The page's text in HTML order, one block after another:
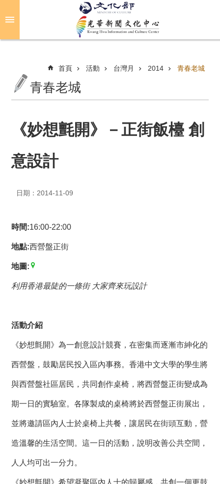
關
活
動
薦
新
聞
稿
結
入
華
友
絡
們
首頁 活動 台灣月 2014 青春老城
青春老城
《妙想氈開》－正街飯檯 創
意設計
日期：2014-11-09
時間:16:00-22:00
地點:西營盤正街
地圖:
利用香港最陡的一條街 大家齊來玩設計
活動介紹
《妙想氈開》為一創意設計競賽，在密集而逐漸市紳化的
西營盤，鼓勵居民投入區內事務。香港中文大學的學生將
與西營盤社區居民，共同創作桌椅，將西營盤正街變成為
期一日的實驗室。各隊製成的桌椅將於西營盤正街展出，
並將邀請區內人士於桌椅上共餐，讓居民在街頭互動，營
造溫馨的生活空間。這一日的活動，說明改善公共空間，
人人均可出一分力。
《妙想氈開》希望凝聚區內人士的歸屬感，共創一個更鼓